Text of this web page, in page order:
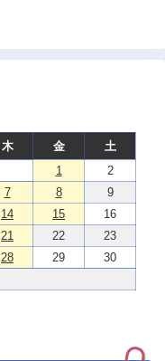
木 金
土
1
2
7 8
9
14 15
16
21 22
23
28 29
30